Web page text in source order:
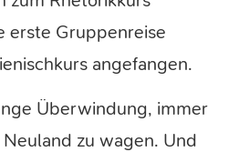
erste Gruppenreise
angefangen.
Überwindung, immer
zu wagen. Und